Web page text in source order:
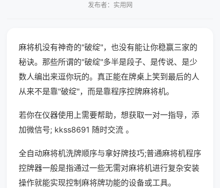
发布者：实用网
麻将机没有神奇的"破绽"，也没有能让你稳赢三家的
秘诀。那些所谓的"破绽"多半是段子、是传说、是少
数人编出来逗你玩的。真正能在牌桌上笑到最后的人
从来不是靠"破绽"，而是靠程序控牌麻将机。
若你在仪器使用上需要帮助，想获取一对一指导，添
加微信号; kkss8691 随时交流 。
全自动麻将机洗牌顺序与拿好牌技巧;普通麻将机程序
控牌器一般是指通过一些无需对麻将机进行复杂安装
操作就能实现控制麻将牌功能的设备或工具。